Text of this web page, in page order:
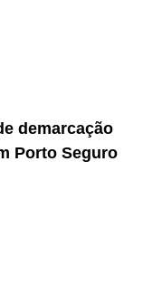
demarcação
Porto Seguro